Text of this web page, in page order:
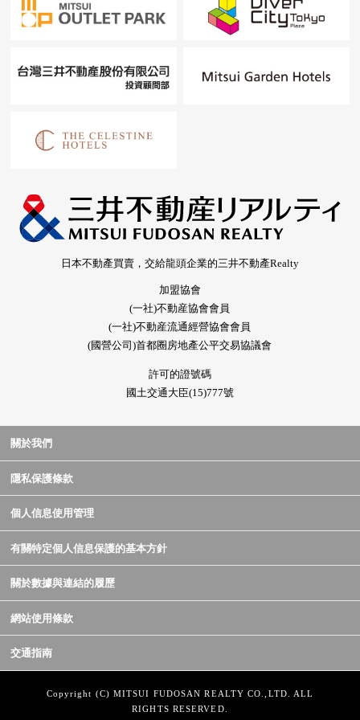
日本不動產買賣，交給龍頭企業的三井不動產Realty
加盟協會
(一社)不動産協會會員
(一社)不動産流通經營協會會員
(國營公司)首都圈房地產公平交易協議會
許可的證號碼
國土交通大臣(15)777號
關於我們
隱私保護條款
個人信息使用管理
有關特定個人信息保護的基本方針
關於數據與連結的履歷
網站使用條款
交通指南
Copyright (C) MITSUI FUDOSAN REALTY CO.,LTD. ALL
RIGHTS RESERVED.